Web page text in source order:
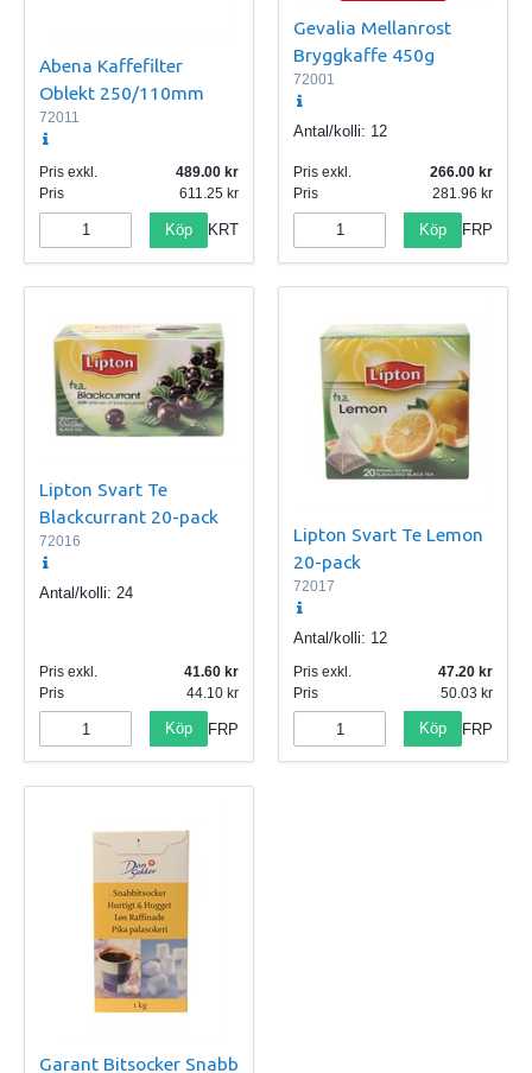
Abena Kaffefilter
Oblekt 250/110mm
72011
Pris exkl.
489.00
Pris
611.25
Köp KRT
Gevalia Mellanrost
Bryggkaffe 450g
72001
Antal/kolli: 12
Pris exkl.
266.00
Pris
281.96
Köp FRP
Lipton Svart Te
Blackcurrant 20-pack
72016
Antal/kolli: 24
Pris exkl.
41.60
Pris
44.10
Köp FRP
Lipton Svart Te Lemon
20-pack
72017
Antal/kolli: 12
Pris exkl.
47.20
Pris
50.03
Köp FRP
Garant Bitsocker Snabb